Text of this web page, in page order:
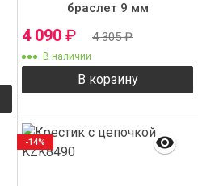
браслет 9 мм
4 090 ₽ 4 305₽
В наличии
В корзину
-14%